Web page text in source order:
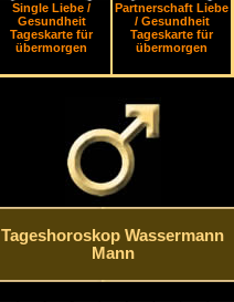
Single Liebe /
Gesundheit
Tageskarte für
übermorgen
Partnerschaft Liebe
/ Gesundheit
Tageskarte für
übermorgen
Tageshoroskop Wassermann
Mann